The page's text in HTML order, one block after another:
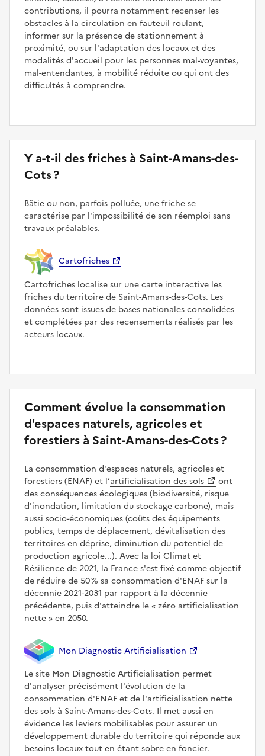
contributions, il pourra notamment recenser les
obstacles à la circulation en fauteuil roulant,
informer sur la présence de stationnement à
proximité, ou sur l'adaptation des locaux et des
modalités d'accueil pour les personnes mal-voyantes,
mal-entendantes, à mobilité réduite ou qui ont des
difficultés à comprendre.
Y a-t-il des friches à Saint-Amans-des-
Cots ?
Bâtie ou non, parfois polluée, une friche se
caractérise par l'impossibilité de son réemploi sans
travaux préalables.
Cartofriches
Cartofriches localise sur une carte interactive les
friches du territoire de Saint-Amans-des-Cots. Les
données sont issues de bases nationales consolidées
et complétées par des recensements réalisés par les
acteurs locaux.
Comment évolue la consommation
d'espaces naturels, agricoles et
forestiers à Saint-Amans-des-Cots ?
La consommation d'espaces naturels, agricoles et
forestiers (ENAF) et l’artificialisation des sols
ont
des conséquences écologiques (biodiversité, risque
d'inondation, limitation du stockage carbone), mais
aussi socio-économiques (coûts des équipements
publics, temps de déplacement, dévitalisation des
territoires en déprise, diminution du potentiel de
production agricole...). Avec la loi Climat et
Résilience de 2021, la France s'est fixé comme objectif
de réduire de 50 % sa consommation d'ENAF sur la
décennie 2021-2031 par rapport à la décennie
précédente, puis d'atteindre le
zéro artificialisation
nette
en 2050.
Mon Diagnostic Artificialisation
Le site Mon Diagnostic Artificialisation permet
d'analyser précisément l'évolution de la
consommation d'ENAF et de l'artificialisation nette
des sols à Saint-Amans-des-Cots. Il met aussi en
évidence les leviers mobilisables pour assurer un
développement durable du territoire qui réponde aux
besoins locaux tout en étant sobre en foncier.